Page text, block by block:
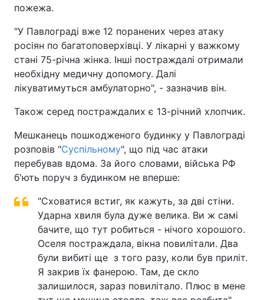
пожежа.
"У Павлограді вже 12 поранених через атаку
росіян по багатоповерхівці. У лікарні у важкому
стані 75-річна жінка. Інші постраждалі отримали
необхідну медичну допомогу. Далі
лікуватимуться амбулаторно", - зазначив він.
Також серед постраждалих є 13-річний хлопчик.
Мешканець пошкодженого будинку у Павлограді
розповів "Суспільному", що під час атаки
перебував вдома. За його словами, війська РФ
б'ють поруч з будинком не вперше:
"Сховатися встиг, як кажуть, за дві стіни.
Ударна хвиля була дуже велика. Ви ж самі
бачите, що тут робиться - нічого хорошого.
Оселя постраждала, вікна повилітали. Два
були вибиті ще з того разу, коли був приліт.
Я закрив їх фанерою. Там, де скло
залишилося, зараз повилітало. Плюс в мене